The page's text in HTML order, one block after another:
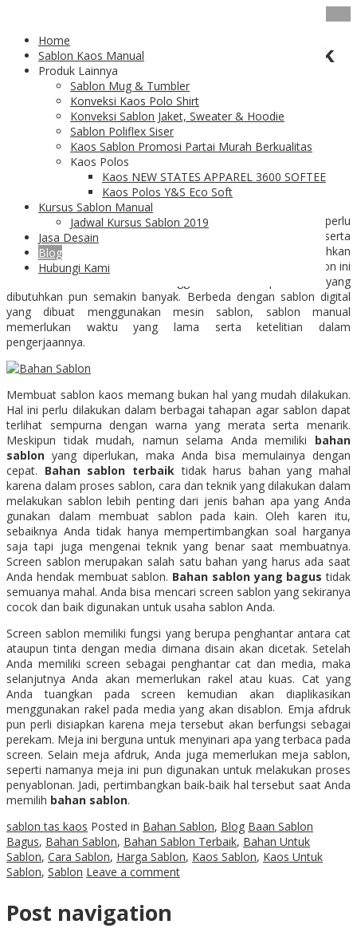
Home
Sablon Kaos Manual
Produk Lainnya
Sablon Mug & Tumbler
Konveksi Kaos Polo Shirt
Konveksi Sablon Jaket, Sweater & Hoodie
Sablon Poliflex Siser
Kaos Sablon Promosi Partai Murah Berkualitas
Kaos Polos
Kaos NEW STATES APPAREL 3600 SOFTEE
Kaos Polos Y&S Eco Soft
Kursus Sablon Manual
Jadwal Kursus Sablon 2019
Jasa Desain
Blog
Hubungi Kami
Bahan Sablon yang Baik untuk
Hasil yang Sempurna
Bahan Sablon Manual
Bahan sablonterdiri dari berbagai macam peralatan yang perlu
digunakan untuk menghasilkan sablonan yang bagus serta
berkualitas diatas kain. Jenis sablon yang umumnya membutuhkan
beberapa jenis bahan adalah sablon manual karena jenis sablon ini
dilakukan secara manual sehingga bahan dan peralatan yang
dibutuhkan pun semakin banyak. Berbeda dengan sablon digital
yang dibuat menggunakan mesin sablon, sablon manual
memerlukan waktu yang lama serta ketelitian dalam
pengerjaannya.
Membuat sablon kaos memang bukan hal yang mudah dilakukan.
Hal ini perlu dilakukan dalam berbagai tahapan agar sablon dapat
terlihat sempurna dengan warna yang merata serta menarik.
Meskipun tidak mudah, namun selama Anda memiliki bahan
sablon yang diperlukan, maka Anda bisa memulainya dengan
cepat. Bahan sablon terbaiktidak harus bahan yang mahal
karena dalam proses sablon, cara dan teknik yang dilakukan dalam
melakukan sablon lebih penting dari jenis bahan apa yang Anda
gunakan dalam membuat sablon pada kain. Oleh karen itu,
sebaiknya Anda tidak hanya mempertimbangkan soal harganya
saja tapi juga mengenai teknik yang benar saat membuatnya.
Screen sablon merupakan salah satu bahan yang harus ada saat
Anda hendak membuat sablon. Bahan sablon yang bagus tidak
semuanya mahal. Anda bisa mencari screen sablon yang sekiranya
cocok dan baik digunakan untuk usaha sablon Anda.
Screen sablon memiliki fungsi yang berupa penghantar antara cat
ataupun tinta dengan media dimana disain akan dicetak. Setelah
Anda memiliki screen sebagai penghantar cat dan media, maka
selanjutnya Anda akan memerlukan rakel atau kuas. Cat yang
Anda tuangkan pada screen kemudian akan diaplikasikan
menggunakan rakel pada media yang akan disablon. Emja afdruk
pun perli disiapkan karena meja tersebut akan berfungsi sebagai
perekam. Meja ini berguna untuk menyinari apa yang terbaca pada
screen. Selain meja afdruk, Anda juga memerlukan meja sablon,
seperti namanya meja ini pun digunakan untuk melakukan proses
penyablonan. Jadi, pertimbangkan baik-baik hal tersebut saat Anda
memilih bahan sablon.
sablon tas kaos Posted in Bahan Sablon, Blog Baan Sablon
Bagus, Bahan Sablon, Bahan Sablon Terbaik, Bahan Untuk
Sablon, Cara Sablon, Harga Sablon, Kaos Sablon, Kaos Untuk
Sablon, Sablon Leave a comment
Post navigation